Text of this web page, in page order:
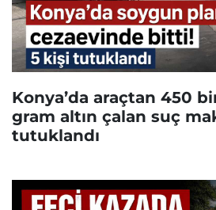
Konya’da araçtan 450
gram altın çalan suç
tutuklandı